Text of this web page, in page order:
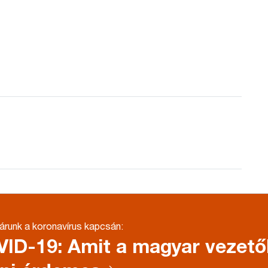
a koronavírus kapcsán:
19: Amit a magyar